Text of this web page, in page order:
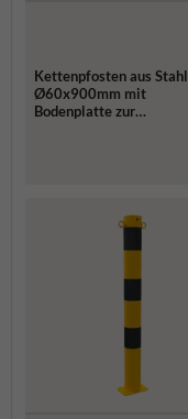
Kettenpfosten aus Stahl
Ø60x900mm mit
Bodenplatte zur